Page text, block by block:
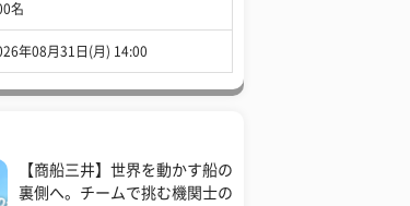
名
年08月31日(月) 14:00
【商船三井】世界を動かす船の
裏側へ。チームで挑む機関士の